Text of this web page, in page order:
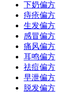
下奶偏方
痔疮偏方
生发偏方
感冒偏方
痛风偏方
耳鸣偏方
祛痘偏方
早泄偏方
脱发偏方